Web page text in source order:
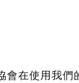
會在使用我們